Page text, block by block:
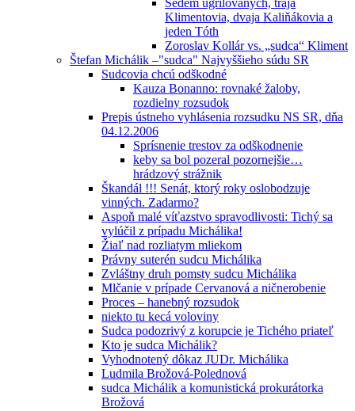
Klimentovia, dvaja Kaliňákovia a
jeden Tóth
Zoroslav Kollár vs. „sudca“ Kliment
Štefan Michálik –"sudca" Najvyššieho súdu SR
Sudcovia chcú odškodné
Kauza Bonanno: rovnaké žaloby,
rozdielny rozsudok
Prepis ústneho vyhlásenia rozsudku NS SR, dňa
04.12.2006
Sprísnenie trestov za odškodnenie
keby sa bol pozeral pozornejšie…
hrádzový strážnik
Škandál !!! Senát, ktorý roky oslobodzuje
vinných. Zadarmo?
Aspoň malé víťazstvo spravodlivosti: Tichý sa
vylúčil z prípadu Michálika!
Žiaľ nad rozliatym mliekom
Právny suterén sudcu Michálika
Zvláštny druh pomsty sudcu Michálika
Mlčanie v prípade Cervanová a ničnerobenie
Proces – hanebný rozsudok
niekto tu kecá voloviny
Sudca podozrivý z korupcie je Tichého priateľ
Kto je sudca Michálik?
Vyhodnotený dôkaz JUDr. Michálika
Ludmila Brožová-Polednová
sudca Michálik a komunistická prokurátorka
Brožová